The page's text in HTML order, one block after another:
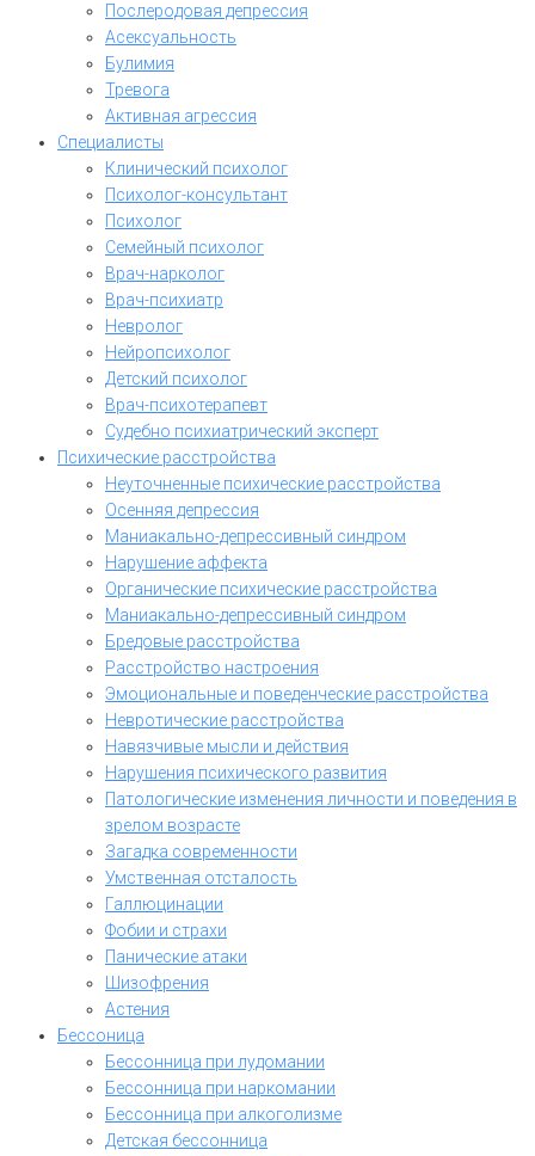
Послеродовая депрессия
Асексуальность
Булимия
Тревога
Активная агрессия
Специалисты
Клинический психолог
Психолог-консультант
Психолог
Семейный психолог
Врач-нарколог
Врач-психиатр
Невролог
Нейропсихолог
Детский психолог
Врач-психотерапевт
Судебно психиатрический эксперт
Психические расстройства
Неуточненные психические расстройства
Осенняя депрессия
Маниакально-депрессивный синдром
Нарушение аффекта
Органические психические расстройства
Маниакально-депрессивный синдром
Бредовые расстройства
Расстройство настроения
Эмоциональные и поведенческие расстройства
Невротические расстройства
Навязчивые мысли и действия
Нарушения психического развития
Патологические изменения личности и поведения в
зрелом возрасте
Загадка современности
Умственная отсталость
Галлюцинации
Фобии и страхи
Панические атаки
Шизофрения
Астения
Бессоница
Бессонница при лудомании
Бессонница при наркомании
Бессонница при алкоголизме
Детская бессонница